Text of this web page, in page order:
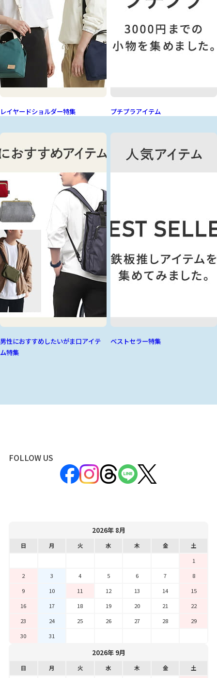
レイヤードショルダー特集 プチプラアイテム
男性におすすめしたいがま口アイテ
ム特集
ベストセラー特集
FOLLOW US
2026年 8月
日 月 火 水 木 金
土
1
2
3 4 5 6 7
8
9
10 11 12 13 14
15
16
17 18 19 20 21
22
23
24 25 26 27 28
29
30
31
2026年 9月
日 月 火 水 木 金
土